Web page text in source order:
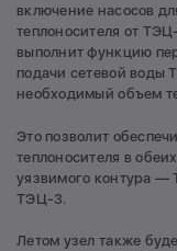
включение насосов
теплоносителя от
выполнит функцию
подачи сетевой воды
необходимый объем
Это позволит
теплоносителя в
уязвимого контура —
ТЭЦ-3.
Летом узел также